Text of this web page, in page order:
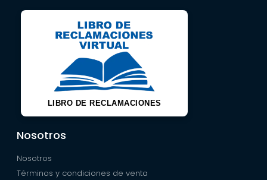
LIBRO DE RECLAMACIONES
Nosotros
Nosotros
Términos y condiciones de venta